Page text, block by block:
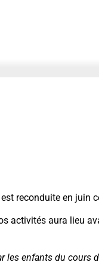
reconduite en juin
activités aura lieu
les enfants du cours